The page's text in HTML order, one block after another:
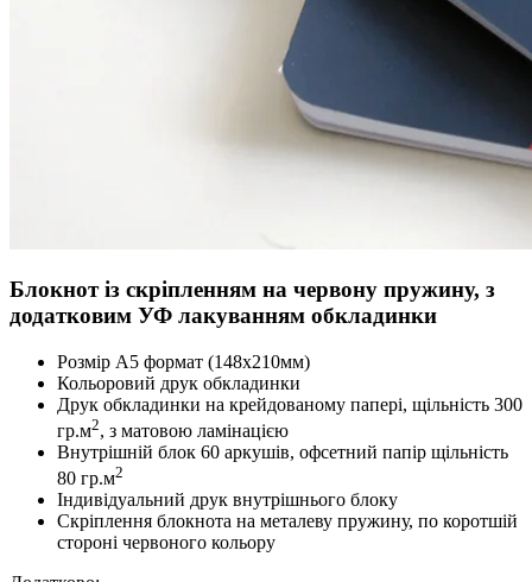
Блокнот із скріпленням на червону пружину, з
додатковим УФ лакуванням обкладинки
Розмір А5 формат (148х210мм)
Кольоровий друк обкладинки
Друк обкладинки на крейдованому папері, щільність 300
гр.м2, з матовою ламінацією
Внутрішній блок 60 аркушів, офсетний папір щільність
80 гр.м2
Індивідуальний друк внутрішнього блоку
Скріплення блокнота на металеву пружину, по коротшій
стороні червоного кольору